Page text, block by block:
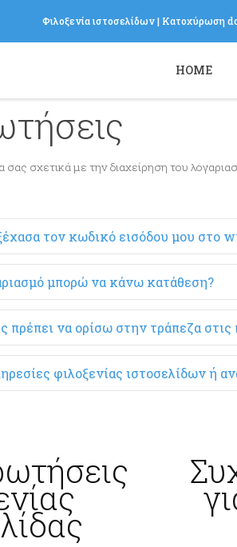
σχετικά με την διαχείρηση του
τον κωδικό εισόδου μου
μπορώ να κάνω κατάθεση?
πρέπει να ορίσω στην τράπεζα
φιλοξενίας ιστοσελίδων ή
Φιλοξενία ιστοσελίδων| Κατοχύρωση
HOME